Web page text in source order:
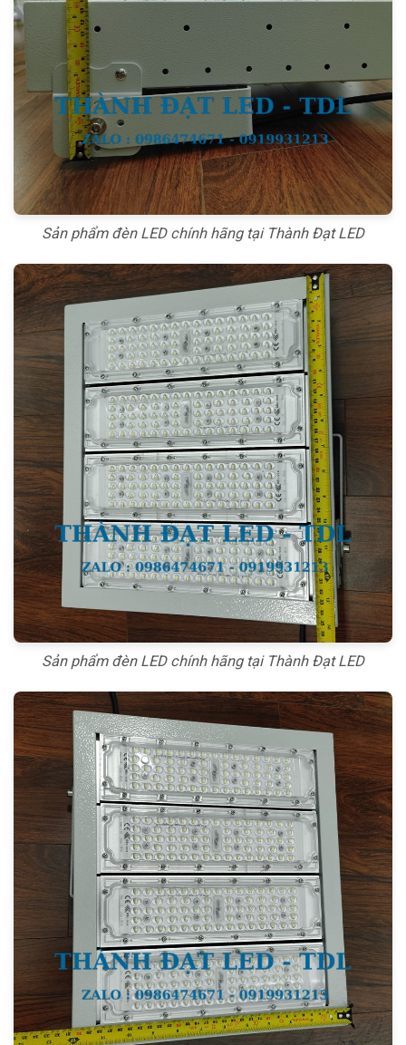
Sản phẩm đèn LED chính hãng tại Thành Đạt LED
Sản phẩm đèn LED chính hãng tại Thành Đạt LED